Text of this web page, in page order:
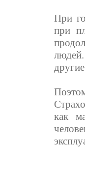
При
при
как